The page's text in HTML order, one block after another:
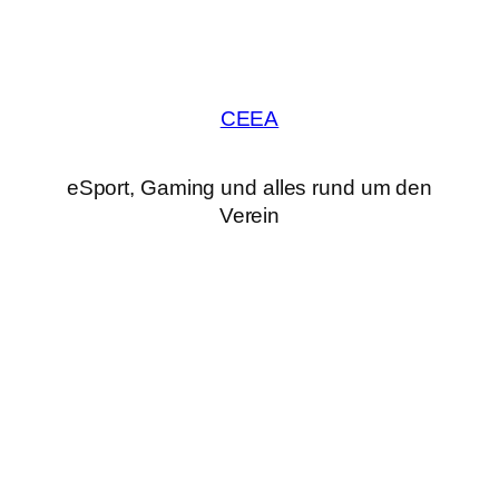
CEEA
eSport, Gaming und alles rund um den
Verein